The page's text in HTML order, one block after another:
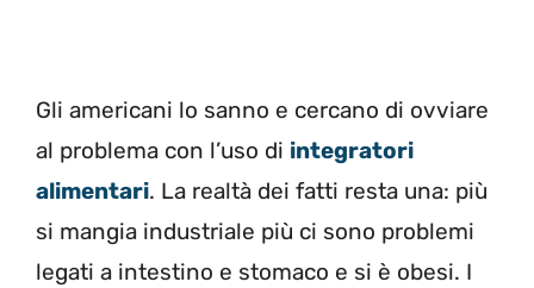
Gli americani lo sanno e cercano di ovviare
al problema con l’uso di integratori
alimentari. La realtà dei fatti resta una: più
si mangia industriale più ci sono problemi
legati a intestino e stomaco e si è obesi. I